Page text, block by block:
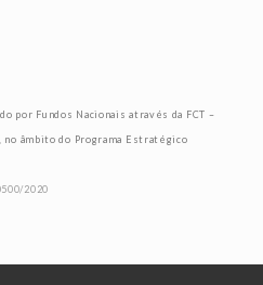
por Fundos Nacionais através da FCT –
no âmbito do Programa Estratégico
2020